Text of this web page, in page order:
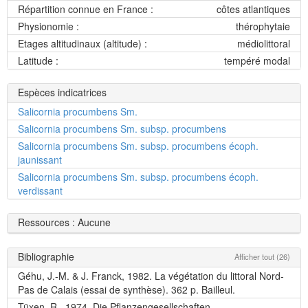
Répartition connue en France :
côtes atlantiques
Physionomie :
thérophytaie
Etages altitudinaux (altitude) :
médiolittoral
Latitude :
tempéré modal
Espèces indicatrices
Salicornia procumbens Sm.
Salicornia procumbens Sm. subsp. procumbens
Salicornia procumbens Sm. subsp. procumbens écoph.
jaunissant
Salicornia procumbens Sm. subsp. procumbens écoph.
verdissant
Ressources : Aucune
Bibliographie Afficher tout (26)
Géhu, J.-M. & J. Franck, 1982. La végétation du littoral Nord-
Pas de Calais (essai de synthèse). 362 p. Bailleul.